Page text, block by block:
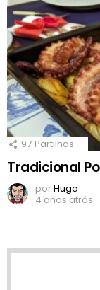
97 Partilhas
Tradicional
porHugo
4 anos atrás